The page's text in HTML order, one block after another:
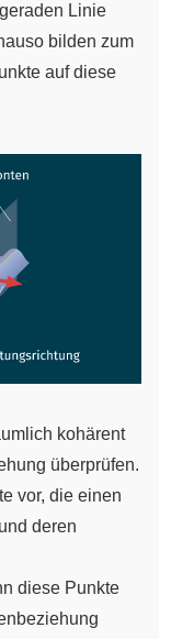
Linie
bilden zum
auf diese
kohärent
überprüfen.
vor, die einen
deren
diese Punkte